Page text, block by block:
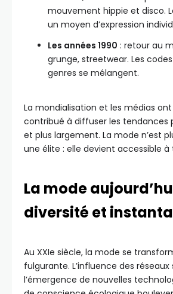
mouvement hippie et disco.
un moyen d’expression
Les années 1990 : retour au
grunge, streetwear. Les
genres se mélangent.
La mondialisation et les médias
contribué à diffuser les tendances
et plus largement. La mode n’est
une élite : elle devient accessible à
La mode
diversité et
Au XXIe siècle, la mode se
fulgurante. L’influence des réseaux
l’émergence de nouvelles